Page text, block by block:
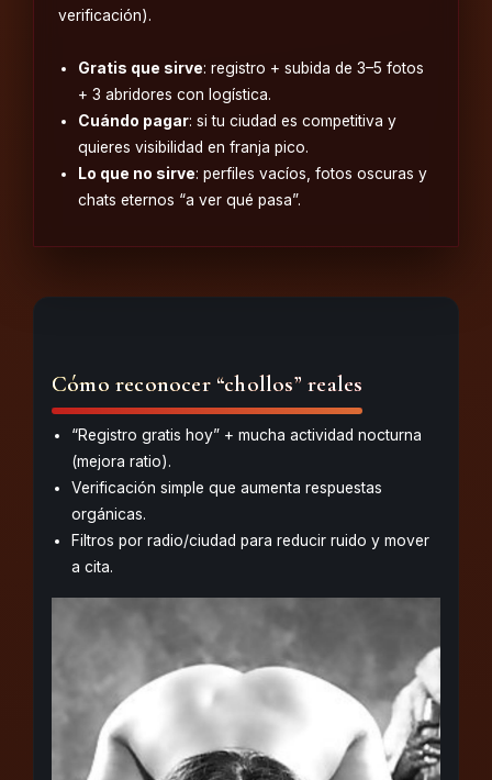
verificación).
Gratis que sirve: registro + subida de 3–5 fotos
+ 3 abridores con logística.
Cuándo pagar: si tu ciudad es competitiva y
quieres visibilidad en franja pico.
Lo que no sirve: perfiles vacíos, fotos oscuras y
chats eternos “a ver qué pasa”.
Cómo reconocer “chollos” reales
“Registro gratis hoy” + mucha actividad nocturna
(mejora ratio).
Verificación simple que aumenta respuestas
orgánicas.
Filtros por radio/ciudad para reducir ruido y mover
a cita.